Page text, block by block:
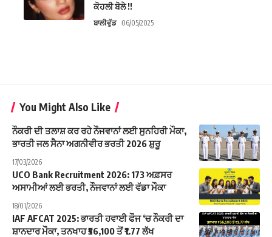
ਕੋਹਲੀ ਬੋਲੇ !!
ਬਾਲੀਵੁੱਡ 06/05/2025
You Might Also Like
ਨੌਕਰੀ ਦੀ ਤਲਾਸ਼ ਕਰ ਰਹੇ ਨੌਜਵਾਨਾਂ ਲਈ ਸੁਨਹਿਰੀ ਮੌਕਾ,
ਭਾਰਤੀ ਜਲ ਸੈਨਾ ਅਗਨੀਵੀਰ ਭਰਤੀ 2026 ਸ਼ੁਰੂ
17/03/2026
UCO Bank Recruitment 2026: 173 ਅਫ਼ਸਰ
ਅਸਾਮੀਆਂ ਲਈ ਭਰਤੀ, ਨੌਜਵਾਨਾਂ ਲਈ ਵੱਡਾ ਮੌਕਾ
18/01/2026
IAF AFCAT 2025: ਭਾਰਤੀ ਹਵਾਈ ਫੌਜ ‘ਚ ਨੌਕਰੀ ਦਾ
ਸ਼ਾਨਦਾਰ ਮੌਕਾ, ਤਨਖਾਹ ₹56,100 ਤੋਂ ₹1.77 ਲੱਖ